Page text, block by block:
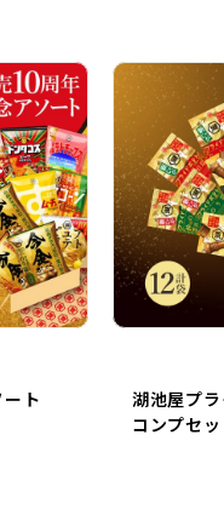
ト
湖池屋プ
コンプセ